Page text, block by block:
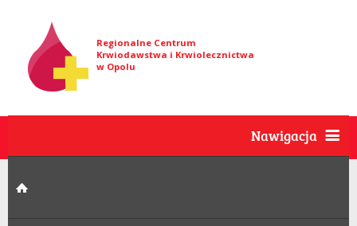
Regionalne Centrum
Krwiodawstwa i Krwiolecznictwa
w Opolu
Nawigacja